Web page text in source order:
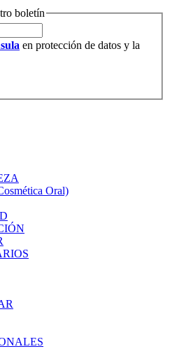
boletín
en protección de datos y la
Oral)